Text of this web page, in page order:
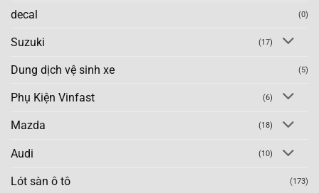
decal (0)
Suzuki (17)
Dung dịch vệ sinh xe (5)
Phụ Kiện Vinfast (6)
Mazda (18)
Audi (10)
Lót sàn ô tô (173)